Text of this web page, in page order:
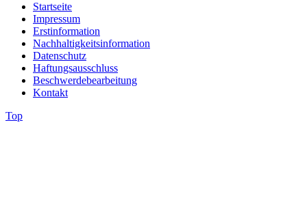
Startseite
Impressum
Erstinformation
Nachhaltigkeitsinformation
Datenschutz
Haftungsausschluss
Beschwerdebearbeitung
Kontakt
Top